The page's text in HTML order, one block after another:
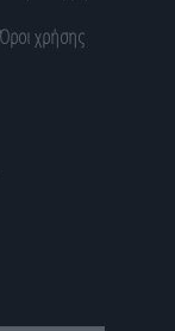
Όροι χρήσης